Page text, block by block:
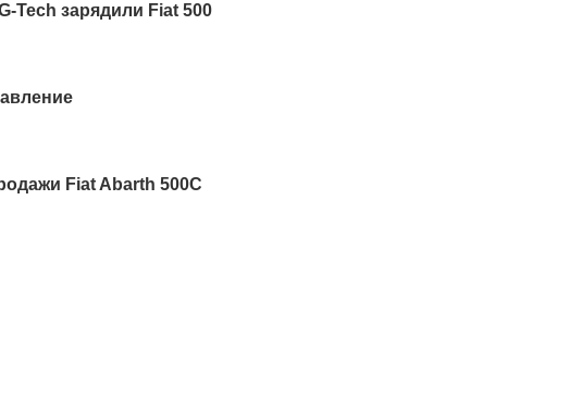
Tech зарядили Fiat 500
Fiat Abarth 500C